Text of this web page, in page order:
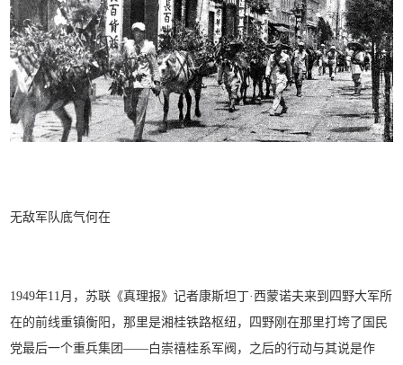
无敌军队底气何在
1949年11月，苏联《真理报》记者康斯坦丁·西蒙诺夫来到四野大军所
在的前线重镇衡阳，那里是湘桂铁路枢纽，四野刚在那里打垮了国民
党最后一个重兵集团——白崇禧桂系军阀，之后的行动与其说是作